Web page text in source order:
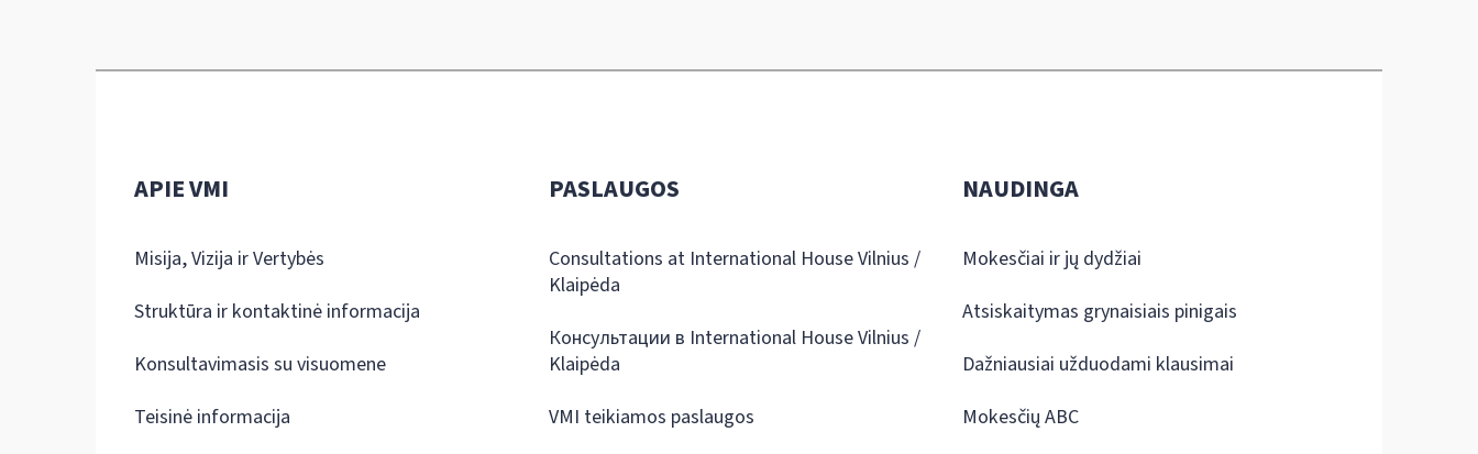
APIE VMI
Misija, Vizija ir Vertybės
Struktūra ir kontaktinė informacija
Konsultavimasis su visuomene
Teisinė informacija
PASLAUGOS
Consultations at International House Vilnius /
Klaipėda
Консультации в International House Vilnius /
Klaipėda
VMI teikiamos paslaugos
NAUDINGA
Mokesčiai ir jų dydžiai
Atsiskaitymas grynaisiais pinigais
Dažniausiai užduodami klausimai
Mokesčių ABC